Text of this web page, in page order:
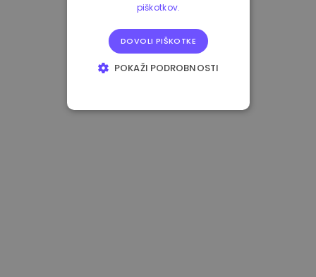
piškotkov.
DOVOLI PIŠKOTKE
POKAŽI PODROBNOSTI